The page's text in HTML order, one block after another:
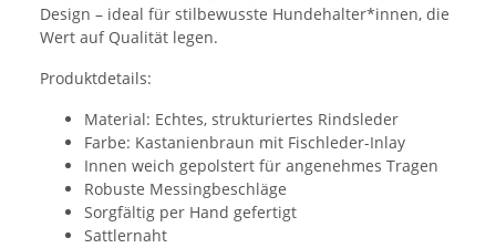
Design – ideal für stilbewusste Hundehalter*innen, die
Wert auf Qualität legen.
Produktdetails:
Material: Echtes, strukturiertes Rindsleder
Farbe: Kastanienbraun mit Fischleder-Inlay
Innen weich gepolstert für angenehmes Tragen
Robuste Messingbeschläge
Sorgfältig per Hand gefertigt
Sattlernaht